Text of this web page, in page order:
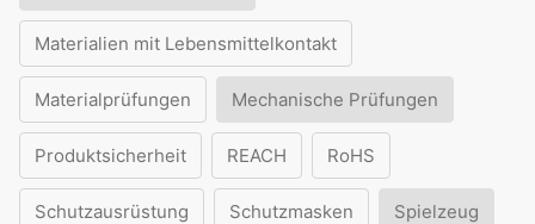
Materialien mit Lebensmittelkontakt
Materialprüfungen Mechanische Prüfungen
Produktsicherheit REACH RoHS
Schutzausrüstung Schutzmasken Spielzeug